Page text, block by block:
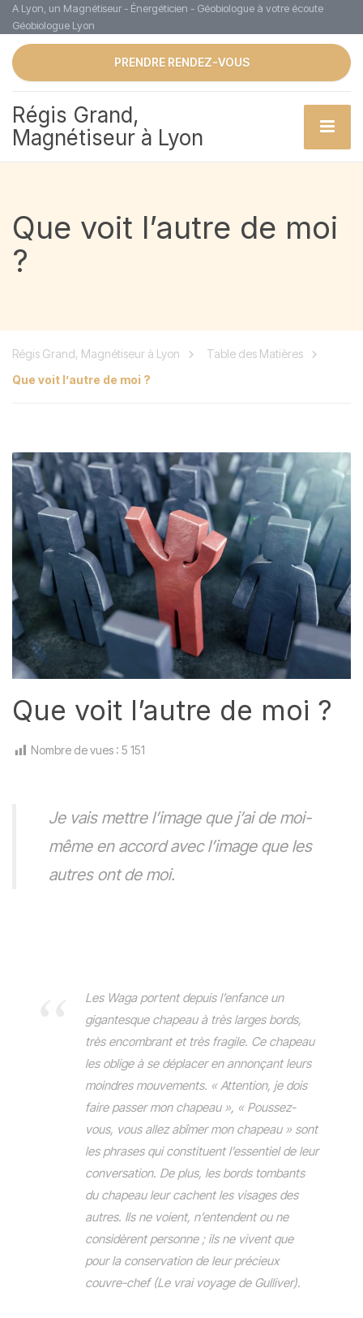
A Lyon, un Magnétiseur - Énergéticien - Géobiologue à votre écoute
Géobiologue Lyon
PRENDRE RENDEZ-VOUS
Régis Grand,
Magnétiseur à Lyon
Que voit l’autre de moi
?
Régis Grand, Magnétiseur à Lyon
Table des Matières
Que voit l’autre de moi ?
Que voit l’autre de moi ?
Nombre de vues : 5 151
Je vais mettre l’image que j’ai de moi-
même en accord avec l’image que les
autres ont de moi.
Les Waga portent depuis l’enfance un
gigantesque chapeau à très larges bords,
très encombrant et très fragile. Ce chapeau
les oblige à se déplacer en annonçant leurs
moindres mouvements. « Attention, je dois
faire passer mon chapeau », « Poussez-
vous, vous allez abîmer mon chapeau » sont
les phrases qui constituent l’essentiel de leur
conversation. De plus, les bords tombants
du chapeau leur cachent les visages des
autres. Ils ne voient, n’entendent ou ne
considèrent personne ; ils ne vivent que
pour la conservation de leur précieux
couvre-chef (Le vrai voyage de Gulliver).